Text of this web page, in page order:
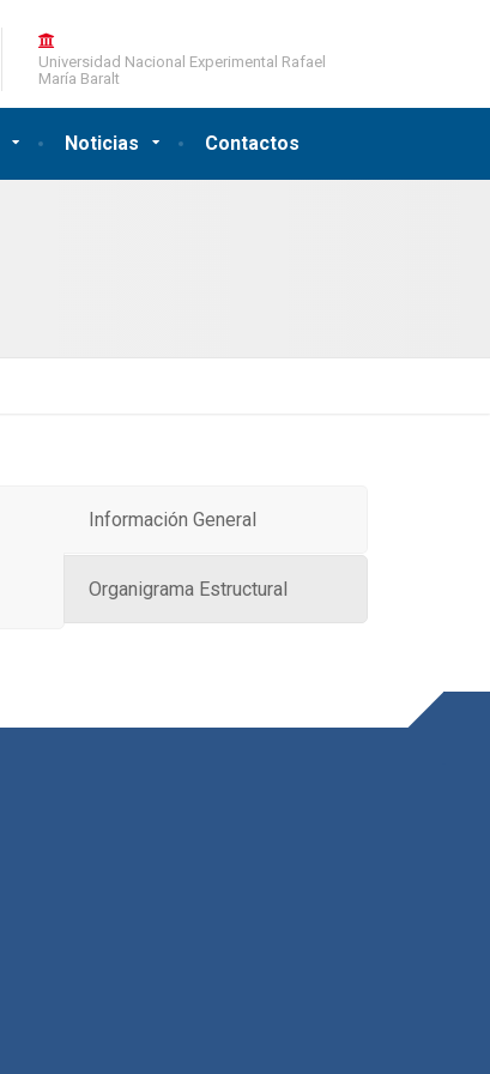
Noticias Contactos
Universidad Nacional Experimental Rafael
María Baralt
Información General
Organigrama Estructural